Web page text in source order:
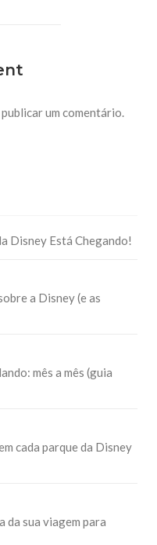
um comentário.
Disney Está Chegando!
a Disney (e as
mês a mês (guia
cada parque da Disney
da sua viagem para